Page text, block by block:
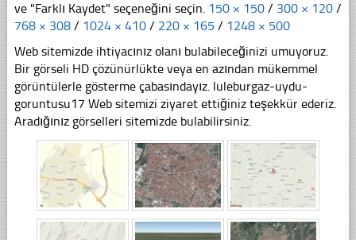
ve "Farklı Kaydet" seçeneğini seçin. 150 × 150 / 300 × 120 /
768 × 308 / 1024 × 410 / 220 × 165 / 1248 × 500
Web sitemizde ihtiyacınız olanı bulabileceğinizi umuyoruz.
Bir görseli HD çözünürlükte veya en azından mükemmel
görüntülerle gösterme çabasındayız. luleburgaz-uydu-
goruntusu17 Web sitemizi ziyaret ettiğiniz teşekkür ederiz.
Aradığınız görselleri sitemizde bulabilirsiniz.